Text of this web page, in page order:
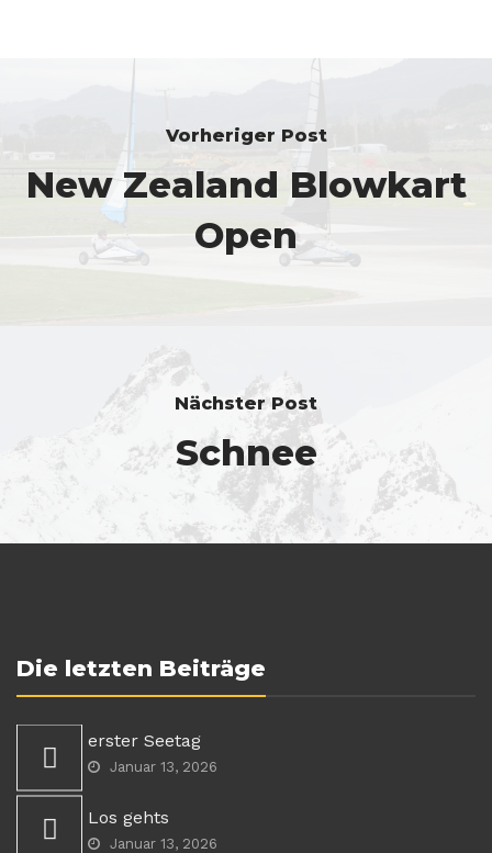
Vorheriger Post
New Zealand Blowkart
Open
Nächster Post
Schnee
Die letzten Beiträge
erster Seetag
Januar 13, 2026
Los gehts
Januar 13, 2026